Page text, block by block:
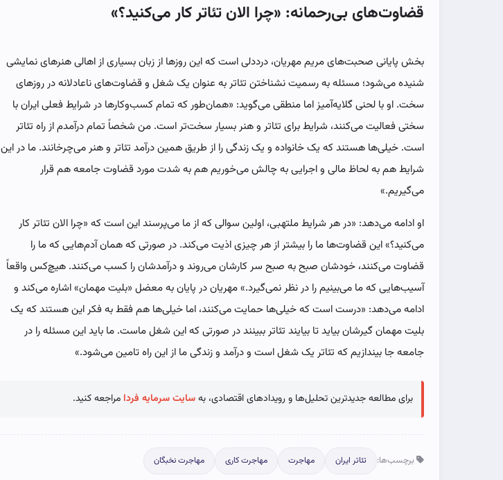
قضاوت‌های بی‌رحمانه: «چرا الان تئاتر کار می‌کنید؟»
بخش پایانی صحبت‌های مریم مهریان، درددلی است که این روزها از زبان بسیاری از اهالی هنرهای نمایشی
شنیده می‌شود؛ مسئله به رسمیت نشناختن تئاتر به عنوان یک شغل و قضاوت‌های ناعادلانه در روزهای
سخت. او با لحنی گلایه‌آمیز اما منطقی می‌گوید: «همان‌طور که تمام کسب‌وکارها در شرایط فعلی ایران با
سختی فعالیت می‌کنند، شرایط برای تئاتر و هنر بسیار سخت‌تر است. من شخصاً تمام درآمدم از راه تئاتر
است. خیلی‌ها هستند که یک خانواده و یک زندگی را از طریق همین درآمد تئاتر و هنر می‌چرخانند. ما در این
شرایط هم به لحاظ مالی و اجرایی به چالش می‌خوریم هم به شدت مورد قضاوت جامعه هم قرار
می‌گیریم.»
او ادامه می‌دهد: «در هر شرایط ملتهبی، اولین سوالی که از ما می‌پرسند این است که «چرا الان تئاتر کار
می‌کنید؟» این قضاوت‌ها ما را بیشتر از هر چیزی اذیت می‌کند. در صورتی که همان آدم‌هایی که ما را
قضاوت می‌کنند، خودشان صبح به صبح سر کارشان می‌روند و درآمدشان را کسب می‌کنند. هیچ‌کس واقعاً
آسیب‌هایی که ما می‌بینیم را در نظر نمی‌گیرد.» مهریان در پایان به معضل «بلیت مهمان» اشاره می‌کند و
ادامه می‌دهد: «درست است که خیلی‌ها حمایت می‌کنند، اما خیلی‌ها هم فقط به فکر این هستند که یک
بلیت مهمان گیرشان بیاید تا بیایند تئاتر ببینند در صورتی که این شغل ماست. ما باید این مسئله را در
جامعه جا بیندازیم که تئاتر یک شغل است و درآمد و زندگی ما از این راه تامین می‌شود.»
برای مطالعه جدیدترین تحلیل‌ها و رویدادهای اقتصادی، بهسایت سرمایه فردا مراجعه کنید.
برچسب‌ها: تئاتر ایران مهاجرت مهاجرت کاری مهاجرت نخبگان